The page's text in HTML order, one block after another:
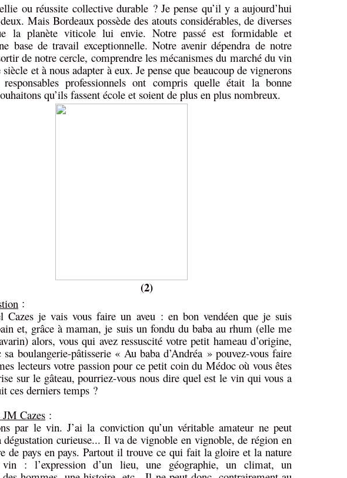
ou réussite collective durable ? Je pense qu’il y a aujourd’hui
Mais Bordeaux possède des atouts considérables, de diverses
la planète viticole lui envie. Notre passé est formidable et
base de travail exceptionnelle. Notre avenir dépendra de notre
de notre cercle, comprendre les mécanismes du marché du vin
et à nous adapter à eux. Je pense que beaucoup de vignerons
professionnels ont compris quelle était la bonne
qu’ils fassent école et soient de plus en plus nombreux.
(2)
:
Cazes je vais vous faire un aveu : en bon vendéen que je suis
et, grâce à maman, je suis un fondu du baba au rhum (elle me
alors, vous qui avez ressuscité votre petit hameau d’origine,
sa boulangerie-pâtisserie « Au baba d’Andréa » pouvez-vous faire
lecteurs votre passion pour ce petit coin du Médoc où vous êtes
sur le gâteau, pourriez-vous nous dire quel est le vin qui vous a
ces derniers temps ?
JM Cazes :
par le vin. J’ai la conviction qu’un véritable amateur ne peut
dégustation curieuse... Il va de vignoble en vignoble, de région en
de pays en pays. Partout il trouve ce qui fait la gloire et la nature
: l’expression d’un lieu, une géographie, un climat, un